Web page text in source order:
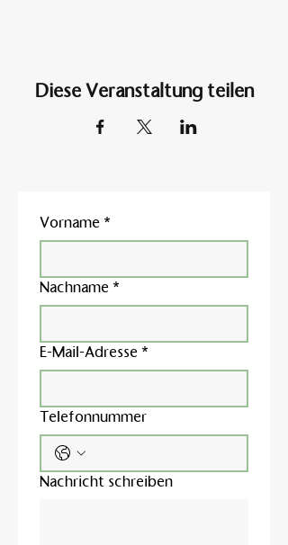
Diese Veranstaltung teilen
Vorname *
Nachname *
E-Mail-Adresse *
Telefonnummer
Nachricht schreiben